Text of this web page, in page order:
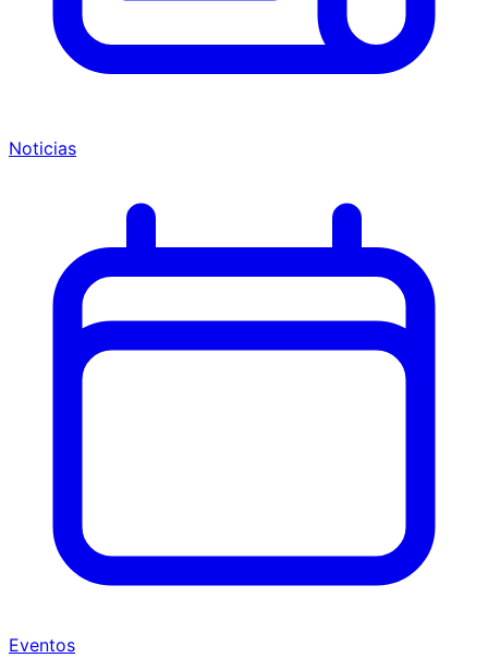
Noticias
Eventos